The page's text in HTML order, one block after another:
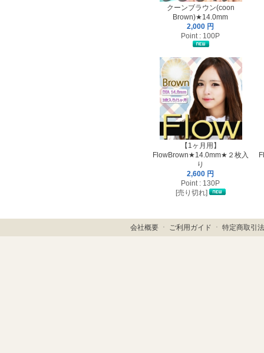
クーンブラウン(coon
Brown)★14.0mm
2,000 円
Point : 100P
【1ヶ月用】
FlowBrown★14.0mm★２枚入
り
2,600 円
Point : 130P
[売り切れ]
会社概要 ㆍ ご利用ガイド ㆍ特定商取引